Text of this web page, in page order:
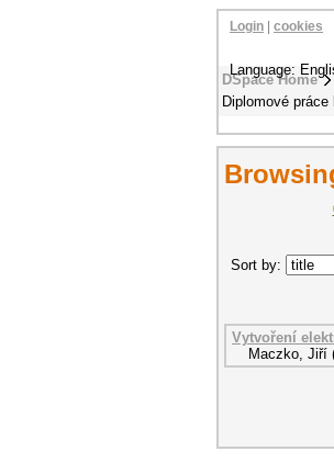
DSpace Home
Diplomové
Login cookies
Language:
Sort by:
Vytvoření
Maczko, Jiří